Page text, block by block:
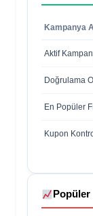
Kampanya
Aktif
Doğrulama
En Popüler
Kupon
Popüler